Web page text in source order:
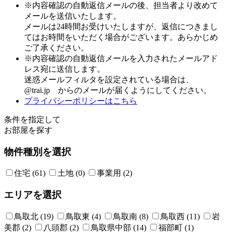
※内容確認の自動返信メールの後、担当者より改めて
メールを送信いたします。
メールは24時間お受けいたしますが、返信につきまし
てはお時間をいただく場合がございます。あらかじめ
ご了承ください。
※内容確認の自動返信メールを入力されたメールアド
レス宛に送信します。
迷惑メールフィルタを設定されている場合は、
@trai.jp からのメールが届くようにしてください。
プライバシーポリシーはこちら
条件を指定して
お部屋を探す
物件種別を選択
住宅 (61) 土地 (0) 事業用 (2)
エリアを選択
鳥取北 (19) 鳥取東 (4) 鳥取南 (8) 鳥取西 (11)
岩
美郡 (2)
八頭郡 (2) 鳥取県中部 (14) 福部町 (1)